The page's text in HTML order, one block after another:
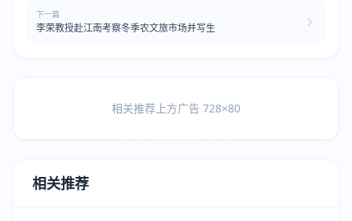
下一篇
李荣教授赴江南考察冬季农文旅市场并写生
相关推荐上方广告 728×80
相关推荐